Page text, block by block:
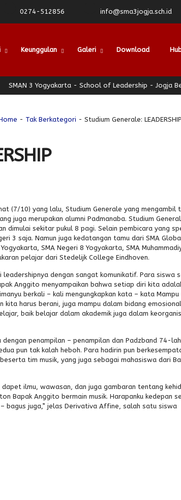
0274-512856 info@sma3jogja.sch.id
Keunggulan Galeri Download
3 Yogyakarta - School of Leadership - Jogja Berhati
- Tak Berkategori - Studium Generale:
(7/10) yang lalu, Studium Generale yang mengambil
juga merupakan alumni Padmanaba. Studium
dimulai sekitar pukul 8 pagi. Selain pembicara yang
3 saja. Namun juga kedatangan tamu dari SMA
SMA Negeri 8 Yogyakarta, SMA
pelajar dari Stedelijk College Eindhoven.
dengan sangat komunikatif. Para siswa
Anggito menyampaikan bahwa setiap diri kita
berkali – kali mengungkapkan kata – kata Mampu
kita harus berani, juga mampu dalam bidang
baik belajar dalam akademik juga dalam
penampilan – penampilan dan Padzband 74-
pun tak kalah heboh. Para hadirin pun
tim musik, yang juga sebagai mahasiswa dari
ilmu, wawasan, dan juga gambaran tentang
Bapak Anggito bermain musik. Harapanku kedepan
bagus juga,” jelas Derivativa Affine, salah satu siswa